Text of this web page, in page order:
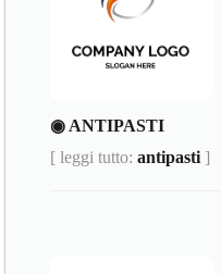
◉ ANTIPASTI
[ leggi tutto:antipasti ]